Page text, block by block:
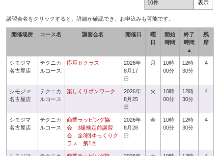
講習会名をクリックすると、詳細が確認でき、お申込みも可能です。
開催場所 コース名 講習会名 開催日
曜
日
開始
時間
終了
時間
▲
残
席
シモジマ
名古屋店
テクニカ
ルコース
応用Ⅱクラス
2026年
8月17
日
月
10時
00分
12時
30分
4
シモジマ
名古屋店
テクニカ
ルコース
楽しくリボンワーク
2026年
8月25
日
火
10時
00分
12時
30分
4
シモジマ
名古屋店
テクニカ
ルコース
商業ラッピング協
会 3級検定前講習
会 全3回ゆっくりク
ラス 第1回
2026年
8月28
日
金
10時
00分
12時
30分
4